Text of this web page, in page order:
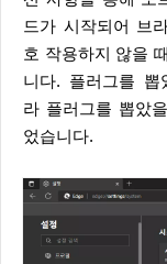
드가 시작되어 브
호 작용하지 않을
니다. 플러그를 뽑
라 플러그를 뽑았
었습니다.